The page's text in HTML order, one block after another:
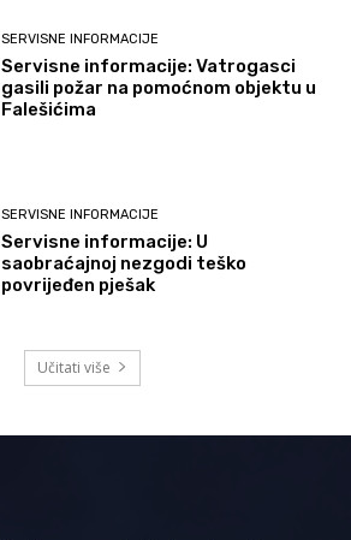
SERVISNE INFORMACIJE
Servisne informacije: Vatrogasci
gasili požar na pomoćnom objektu u
Falešićima
SERVISNE INFORMACIJE
Servisne informacije: U
saobraćajnoj nezgodi teško
povrijeđen pješak
Učitati više